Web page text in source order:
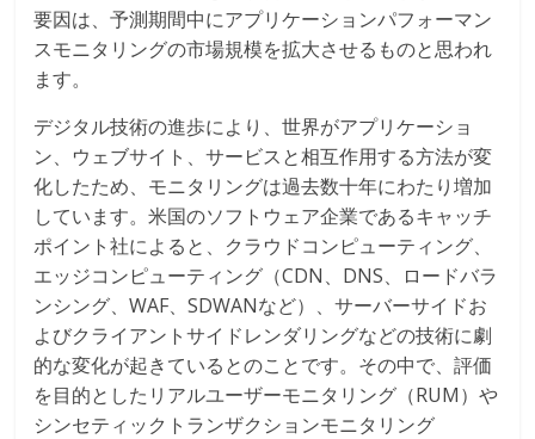
要因は、予測期間中にアプリケーションパフォーマン
スモニタリングの市場規模を拡大させるものと思われ
ます。
デジタル技術の進歩により、世界がアプリケーショ
ン、ウェブサイト、サービスと相互作用する方法が変
化したため、モニタリングは過去数十年にわたり増加
しています。米国のソフトウェア企業であるキャッチ
ポイント社によると、クラウドコンピューティング、
エッジコンピューティング（CDN、DNS、ロードバラ
ンシング、WAF、SDWANなど）、サーバーサイドお
よびクライアントサイドレンダリングなどの技術に劇
的な変化が起きているとのことです。その中で、評価
を目的としたリアルユーザーモニタリング（RUM）や
シンセティックトランザクションモニタリング